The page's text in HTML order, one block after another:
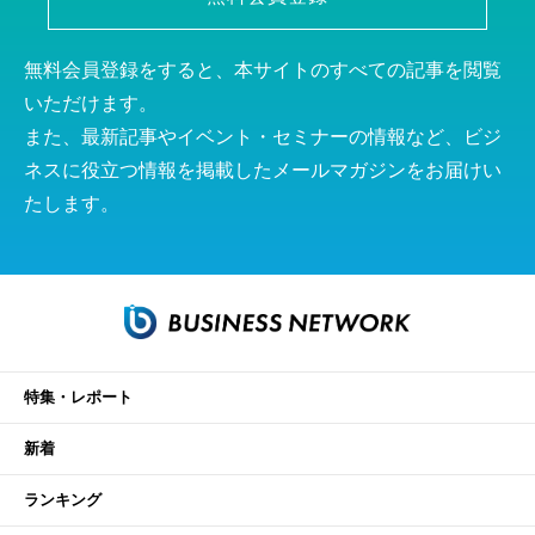
無料会員登録をすると、本サイトのすべての記事を閲覧
いただけます。
また、最新記事やイベント・セミナーの情報など、ビジ
ネスに役立つ情報を掲載したメールマガジンをお届けい
たします。
特集・レポート
新着
ランキング